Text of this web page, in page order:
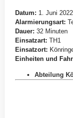
Datum: 1. Juni
Alarmierungsart:
Dauer: 32 Minuten
Einsatzart: TH1
Einsatzort:
Einheiten und
Abteilung